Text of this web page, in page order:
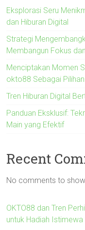
Eksplorasi Seru
dan Hiburan Digital
Strategi
Membangun Fokus
Menciptakan Momen
okto88 Sebagai
Tren Hiburan Digital
Panduan Eksklusif:
Main yang Efektif
Recent
No comments to show.
OKTO88 dan Tren
untuk Hadiah